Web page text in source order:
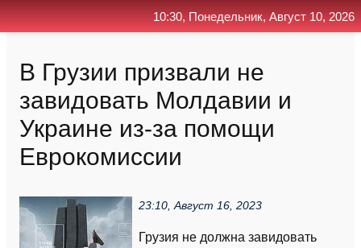
В Грузии призвали не
завидовать Молдавии и
Украине из-за помощи
Еврокомиссии
23:10, Август 16, 2023
Грузия не должна завидовать
10:30, Понедельник, Август 10, 2026